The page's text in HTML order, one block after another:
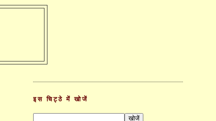
इस चिट्ठे में खोजें